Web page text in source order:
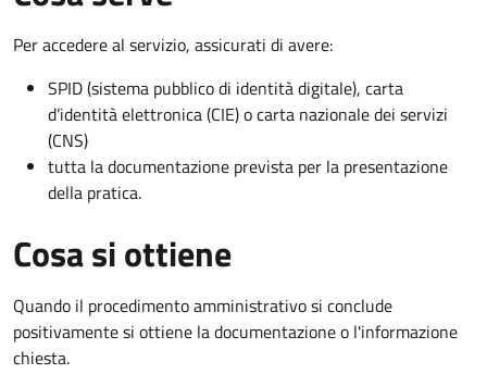
Per accedere al servizio, assicurati di avere:
SPID (sistema pubblico di identità digitale), carta
d’identità elettronica (CIE) o carta nazionale dei servizi
(CNS)
tutta la documentazione prevista per la presentazione
della pratica.
Cosa si ottiene
Quando il procedimento amministrativo si conclude
positivamente si ottiene la documentazione o l'informazione
chiesta.